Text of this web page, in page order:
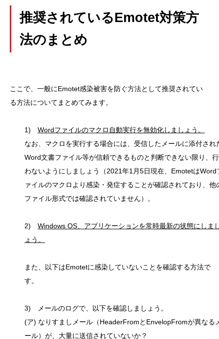
推奨されているEmotet対策方
法のまとめ
ここで、一般にEmotet感染被害を防ぐ方法として推奨されてい
る方法についてまとめてみます。
1) Wordファイルのマクロ自動実行を無効化しましょう。
なお、マクロを実行する場合には、受信したメールに添付され
Word文書ファイル等が信頼できるものと判断できない限り、行
わないようにしましょう（2021年1月5日現在、EmotetはWord
ァイルのマクロより感染・発症することが確認されており、他
ファイル形式では確認されていません）。
2) Windows OS、アプリケーションを常時最新の状態にしま
ょう。
また、以下はEmotetに感染していないことを確認する方法で
す。
3) メールのログで、以下を確認しましょう。
(ア) なりすましメール（HeaderFromとEnvelopFromが異なる
ール）が、大量に送信されていないか？